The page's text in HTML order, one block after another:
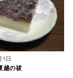
1日
越の祓